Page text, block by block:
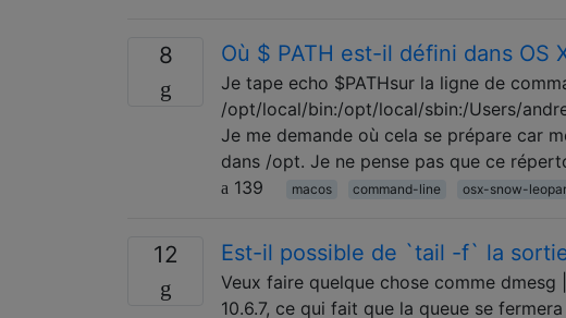
8 Où $ PATH est-il défini dans OS
Je tape echo $PATHsur la ligne de
/opt/local/bin:/opt/local/sbin:/Users/
Je me demande où cela se prépare car
dans /opt. Je ne pense pas que ce
139
macos command-line osx-snow-
12 Est-il possible de `tail -f` la
Veux faire quelque chose comme
10.6.7, ce qui fait que la queue se